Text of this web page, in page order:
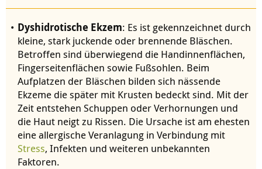
Dyshidrotische Ekzem: Es ist gekennzeichnet durch
kleine, stark juckende oder brennende Bläschen.
Betroffen sind überwiegend die Handinnenflächen,
Fingerseitenflächen sowie Fußsohlen. Beim
Aufplatzen der Bläschen bilden sich nässende
Ekzeme die später mit Krusten bedeckt sind. Mit der
Zeit entstehen Schuppen oder Verhornungen und
die Haut neigt zu Rissen. Die Ursache ist am ehesten
eine allergische Veranlagung in Verbindung mit
Stress, Infekten und weiteren unbekannten
Faktoren.